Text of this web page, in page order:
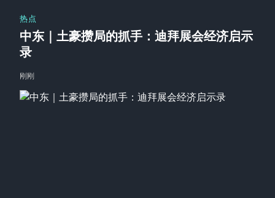
热点
中东｜土豪攒局的抓手：迪拜展会经济启示
录
刚刚